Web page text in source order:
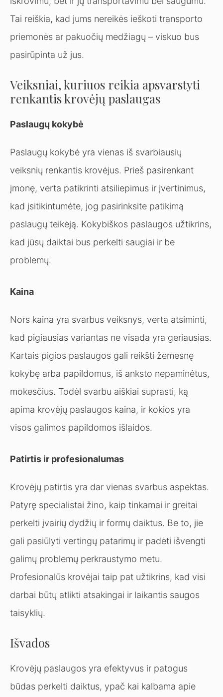
Tai reiškia, kad jums nereikės ieškoti transporto
priemonės ar pakuočių medžiagų – viskuo bus
pasirūpinta už jus.
Veiksniai, kuriuos reikia apsvarstyti
renkantis krovėjų paslaugas
Paslaugų kokybė
Paslaugų kokybė yra vienas iš svarbiausių
veiksnių renkantis krovėjus. Prieš pasirenkant
įmonę, verta patikrinti atsiliepimus ir įvertinimus,
kad įsitikintumėte, jog pasirinksite patikimą
paslaugų teikėją. Kokybiškos paslaugos užtikrins,
kad jūsų daiktai bus perkelti saugiai ir be
problemų.
Kaina
Nors kaina yra svarbus veiksnys, verta atsiminti,
kad pigiausias variantas ne visada yra geriausias.
Kartais pigios paslaugos gali reikšti žemesnę
kokybę arba papildomus, iš anksto nepaminėtus,
mokesčius. Todėl svarbu aiškiai suprasti, ką
apima krovėjų paslaugos kaina, ir kokios yra
visos galimos papildomos išlaidos.
Patirtis ir profesionalumas
Krovėjų patirtis yra dar vienas svarbus aspektas.
Patyrę specialistai žino, kaip tinkamai ir greitai
perkelti įvairių dydžių ir formų daiktus. Be to, jie
gali pasiūlyti vertingų patarimų ir padėti išvengti
galimų problemų perkraustymo metu.
Profesionalūs krovėjai taip pat užtikrins, kad visi
darbai būtų atlikti atsakingai ir laikantis saugos
taisyklių.
Išvados
Krovėjų paslaugos yra efektyvus ir patogus
būdas perkelti daiktus, ypač kai kalbama apie